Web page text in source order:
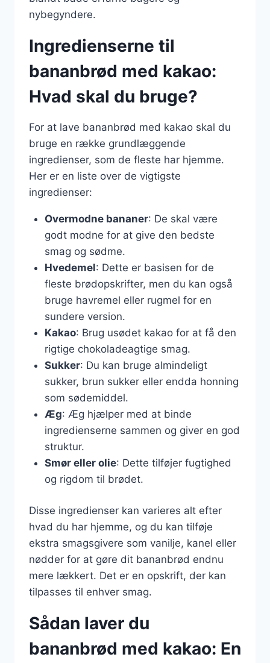
nybegyndere.
Ingredienserne til
bananbrød med kakao:
Hvad skal du bruge?
For at lave bananbrød med kakao skal du
bruge en række grundlæggende
ingredienser, som de fleste har hjemme.
Her er en liste over de vigtigste
ingredienser:
Overmodne bananer: De skal være
godt modne for at give den bedste
smag og sødme.
Hvedemel: Dette er basisen for de
fleste brødopskrifter, men du kan også
bruge havremel eller rugmel for en
sundere version.
Kakao: Brug usødet kakao for at få den
rigtige chokoladeagtige smag.
Sukker: Du kan bruge almindeligt
sukker, brun sukker eller endda honning
som sødemiddel.
Æg: Æg hjælper med at binde
ingredienserne sammen og giver en god
struktur.
Smør eller olie: Dette tilføjer fugtighed
og rigdom til brødet.
Disse ingredienser kan varieres alt efter
hvad du har hjemme, og du kan tilføje
ekstra smagsgivere som vanilje, kanel eller
nødder for at gøre dit bananbrød endnu
mere lækkert. Det er en opskrift, der kan
tilpasses til enhver smag.
Sådan laver du
bananbrød med kakao: En